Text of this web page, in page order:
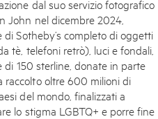
dal suo servizio fotografico
John nel dicembre 2024,
Sotheby’s completo di oggetti
tè, telefoni retrò), luci e fondali,
di 150 sterline, donate in parte
raccolto oltre 600 milioni di
del mondo, finalizzati a
lo stigma LGBTQ+ e porre fine